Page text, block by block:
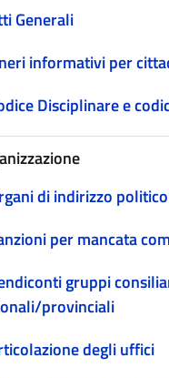
Generali
informativi per
Disciplinare e
di indirizzo
per mancata
gruppi
provinciali
degli uffici